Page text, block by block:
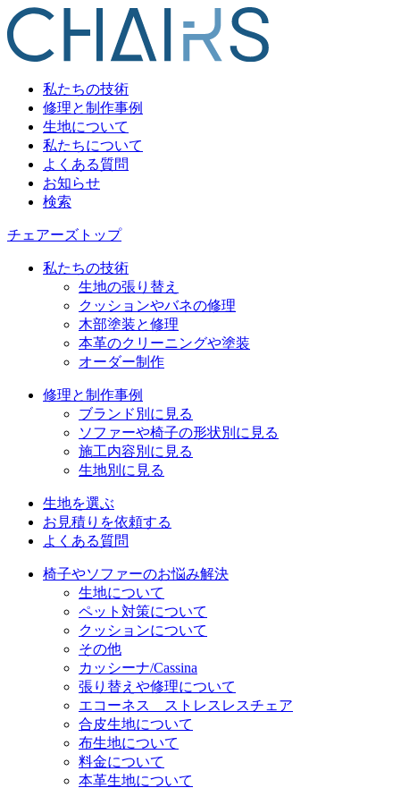
私たちの技術
修理と制作事例
生地について
私たちについて
よくある質問
お知らせ
検索
チェアーズトップ
私たちの技術
生地の張り替え
クッションやバネの修理
木部塗装と修理
本革のクリーニングや塗装
オーダー制作
修理と制作事例
ブランド別に見る
ソファーや椅子の形状別に見る
施工内容別に見る
生地別に見る
生地を選ぶ
お見積りを依頼する
よくある質問
椅子やソファーのお悩み解決
生地について
ペット対策について
クッションについて
その他
カッシーナ/Cassina
張り替えや修理について
エコーネス ストレスレスチェア
合皮生地について
布生地について
料金について
本革生地について